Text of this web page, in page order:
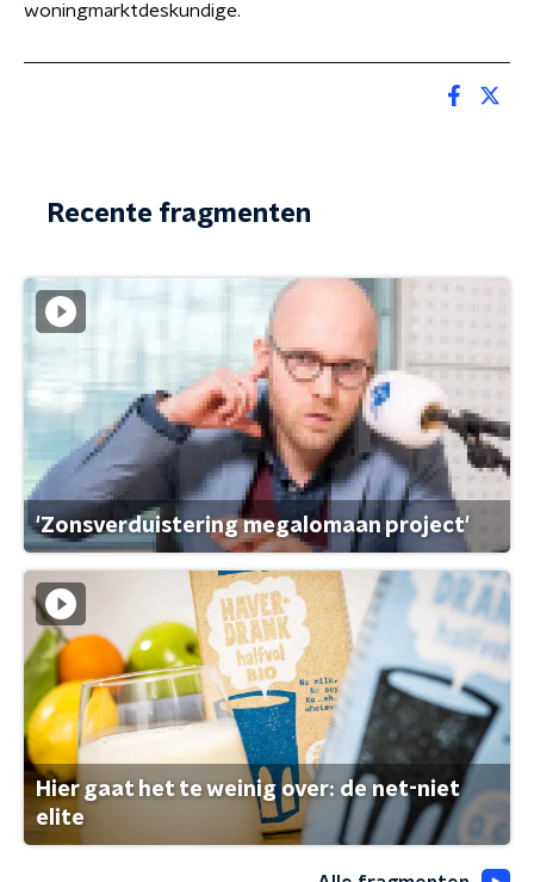
woningmarktdeskundige.
Recente fragmenten
'Zonsverduistering megalomaan project'
Hier gaat het te weinig over: de net-niet
elite